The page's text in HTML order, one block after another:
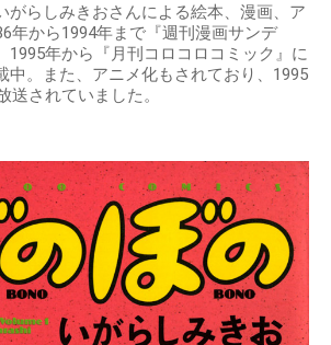
がらしみきおさんによる絵本、漫画、ア
年から1994年まで『週刊漫画サンデ
1995年から『月刊コロコロコミック』に
中。また、アニメ化もされており、1995
送されていました。